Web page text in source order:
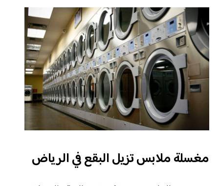
مغسلة ملابس تزيل البقع في الرياض